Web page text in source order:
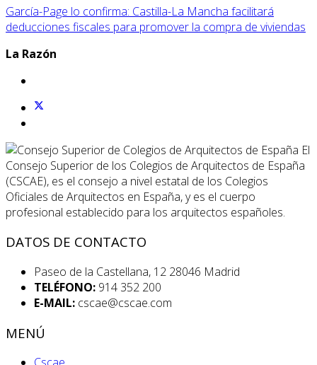
García-Page lo confirma: Castilla-La Mancha facilitará
deducciones fiscales para promover la compra de viviendas
La Razón
El
Consejo Superior de los Colegios de Arquitectos de España
(CSCAE), es el consejo a nivel estatal de los Colegios
Oficiales de Arquitectos en España, y es el cuerpo
profesional establecido para los arquitectos españoles.
DATOS DE CONTACTO
Paseo de la Castellana, 12 28046 Madrid
TELÉFONO: 914 352 200
E-MAIL: cscae@cscae.com
MENÚ